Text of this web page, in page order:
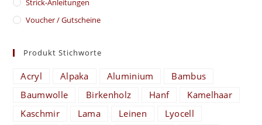
Strick-Anleitungen
Voucher / Gutscheine
Produkt Stichworte
Acryl Alpaka Aluminium
Bambus
Baumwolle
Birkenholz Hanf
Kamelhaar
Kaschmir
Lama Leinen
Lyocell